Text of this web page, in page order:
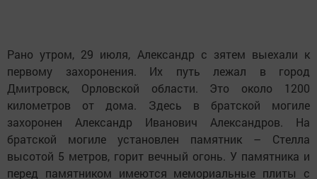
Рано утром, 29 июля, Александр с зятем выехали к
первому захоронения. Их путь лежал в город
Дмитровск, Орловской области. Это около 1200
километров от дома. Здесь в братской могиле
захоронен Александр Иванович Александров. На
братской могиле установлен памятник – Стелла
высотой 5 метров, горит вечный огонь. У памятника и
перед памятником имеются мемориальные плиты с